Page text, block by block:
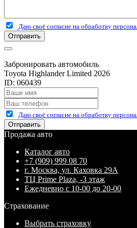
Даю своё согласие на обработку
Отправить
Забронировать автомобиль
Toyota Highlander Limited 2026
ID: 060439
Даю своё согласие на обработку
Отправить
Продажа авто
Каталог авто
+7 (909) 999 08 70
г. Москва, ул. Каховка 29А
ТЦ Prime Plaza, -3 этаж
Ежедневно с 10-00 до 20-00
Страхование
Выбрать страховку